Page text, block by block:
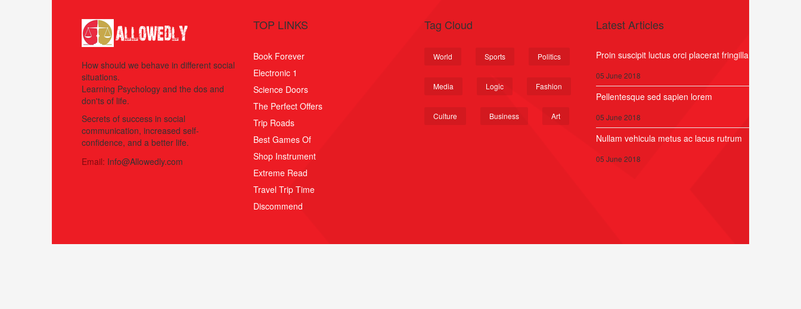
How should we behave in different social
situations.
Learning Psychology and the dos and
don'ts of life.
Secrets of success in social
communication, increased self-
confidence, and a better life.
Email: Info@Allowedly.com
TOP LINKS
Book Forever
Electronic 1
Science Doors
The Perfect Offers
Trip Roads
Best Games Of
Shop Instrument
Extreme Read
Travel Trip Time
Discommend
Tag Cloud
World Sports Politics
Media Logic Fashion
Culture Business Art
Latest Articles
Proin suscipit luctus orci placerat fringilla
05 June 2018
Pellentesque sed sapien lorem
05 June 2018
Nullam vehicula metus ac lacus rutrum
05 June 2018